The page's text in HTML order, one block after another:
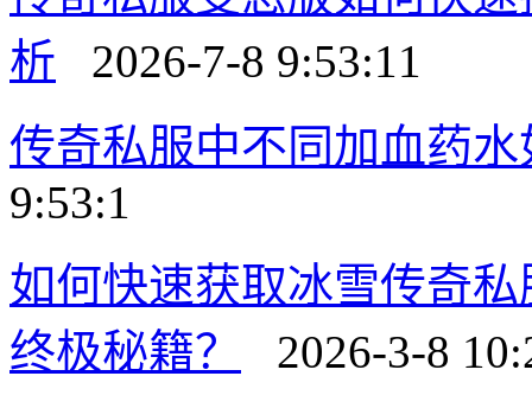
析 2026-7-8 9:53:11
传奇私服中不同加血药
9:53:1
如何快速获取冰雪传奇
终极秘籍？
2026-3-8